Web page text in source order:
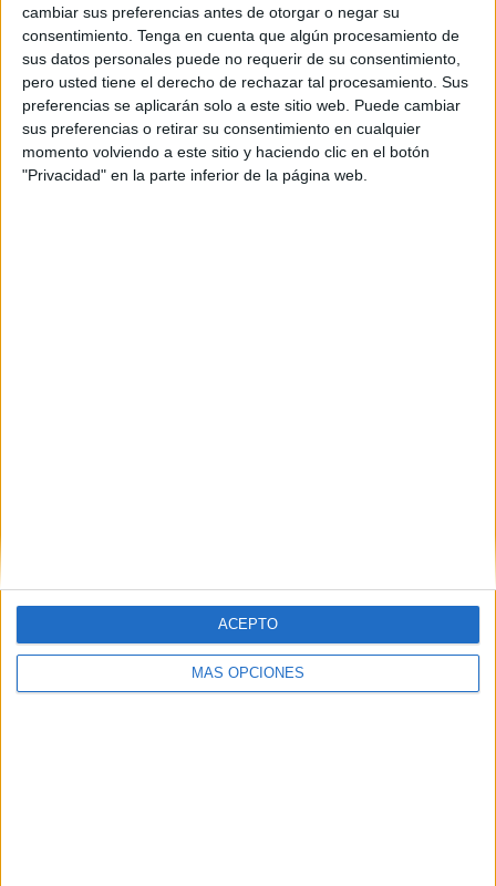
cambiar sus preferencias antes de otorgar o negar su
consentimiento. Tenga en cuenta que algún procesamiento de
sus datos personales puede no requerir de su consentimiento,
pero usted tiene el derecho de rechazar tal procesamiento. Sus
preferencias se aplicarán solo a este sitio web. Puede cambiar
sus preferencias o retirar su consentimiento en cualquier
momento volviendo a este sitio y haciendo clic en el botón
"Privacidad" en la parte inferior de la página web.
MÁS OPCIONES
ACEPTO
Deporte aún mantiene abierta la inscripción
POR JUAN CARLOS SÁNCHEZ 29/08/2017 0
Deporte abre hoy el plazo para las nuevas
inscripciones
POR REDACCIÓN 16/08/2017 0
El Campus de gimnasia volverá a tener a las